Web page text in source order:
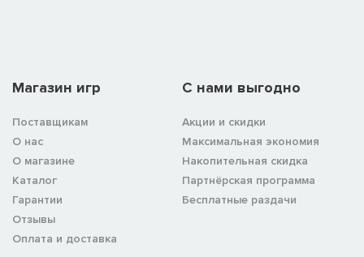
Магазин игр
Поставщикам
О нас
О магазине
Каталог
Гарантии
Отзывы
Оплата и доставка
C нами выгодно
Акции и скидки
Максимальная экономия
Накопительная скидка
Партнёрская программа
Бесплатные раздачи